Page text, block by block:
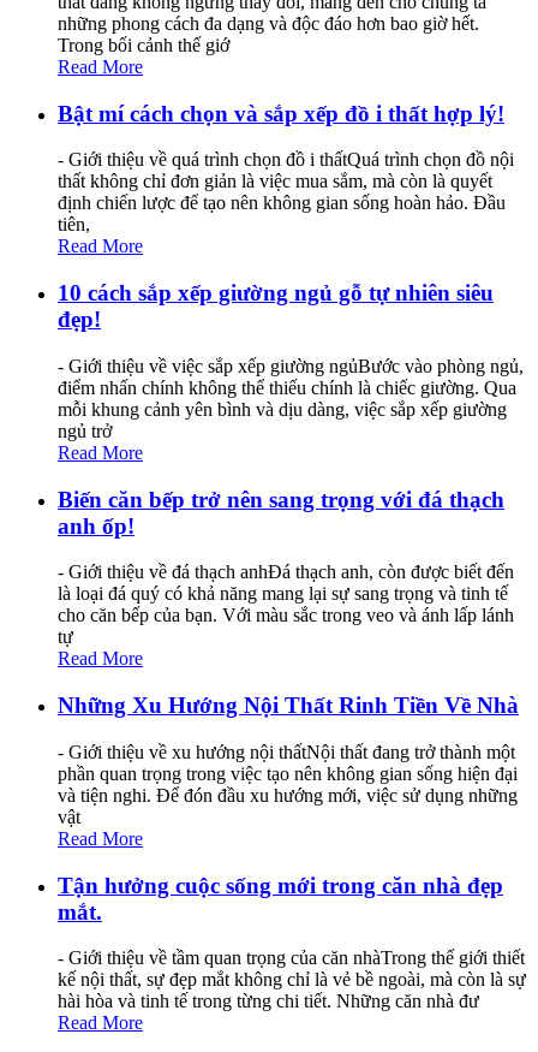
những phong cách đa dạng và độc đáo hơn bao giờ hết.
Trong bối cảnh thế giớ
Read More
Bật mí cách chọn và sắp xếp đồ i thất hợp lý!
- Giới thiệu về quá trình chọn đồ i thấtQuá trình chọn đồ nội
thất không chỉ đơn giản là việc mua sắm, mà còn là quyết
định chiến lược để tạo nên không gian sống hoàn hảo. Đầu
tiên,
Read More
10 cách sắp xếp giường ngủ gỗ tự nhiên siêu
đẹp!
- Giới thiệu về việc sắp xếp giường ngủBước vào phòng ngủ,
điểm nhấn chính không thể thiếu chính là chiếc giường. Qua
mỗi khung cảnh yên bình và dịu dàng, việc sắp xếp giường
ngủ trở
Read More
Biến căn bếp trở nên sang trọng với đá thạch
anh ốp!
- Giới thiệu về đá thạch anhĐá thạch anh, còn được biết đến
là loại đá quý có khả năng mang lại sự sang trọng và tinh tế
cho căn bếp của bạn. Với màu sắc trong veo và ánh lấp lánh
tự
Read More
Những Xu Hướng Nội Thất Rinh Tiền Về Nhà
- Giới thiệu về xu hướng nội thấtNội thất đang trở thành một
phần quan trọng trong việc tạo nên không gian sống hiện đại
và tiện nghi. Để đón đầu xu hướng mới, việc sử dụng những
vật
Read More
Tận hưởng cuộc sống mới trong căn nhà đẹp
mắt.
- Giới thiệu về tầm quan trọng của căn nhàTrong thế giới thiết
kế nội thất, sự đẹp mắt không chỉ là vẻ bề ngoài, mà còn là sự
hài hòa và tinh tế trong từng chi tiết. Những căn nhà đư
Read More